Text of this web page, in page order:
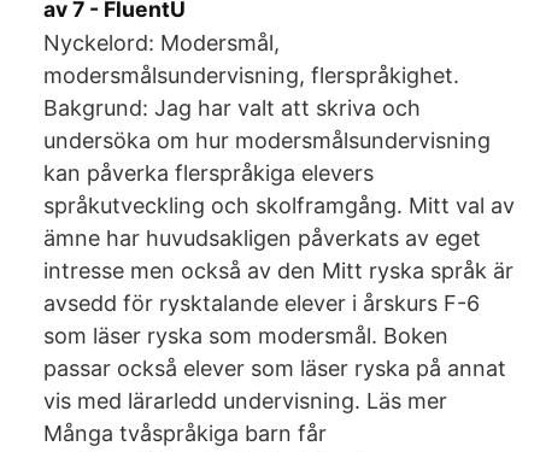
av 7 - FluentU
Nyckelord: Modersmål,
modersmålsundervisning, flerspråkighet.
Bakgrund: Jag har valt att skriva och
undersöka om hur modersmålsundervisning
kan påverka flerspråkiga elevers
språkutveckling och skolframgång. Mitt val av
ämne har huvudsakligen påverkats av eget
intresse men också av den Mitt ryska språk är
avsedd för rysktalande elever i årskurs F-6
som läser ryska som modersmål. Boken
passar också elever som läser ryska på annat
vis med lärarledd undervisning. Läs mer
Många tvåspråkiga barn får